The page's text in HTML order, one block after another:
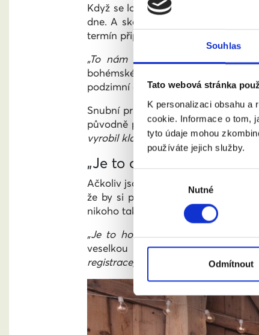
Souhlas
Tato webová stránka
K personalizaci obsahu
cookie. Informace o tom,
tyto údaje mohou
používáte jejich služby.
souhlasu
Nutné
Odmítnout
Když se loni v září rozhodly svůj
dne. A skoro se jim to i povedlo.
termín připadal zrovna na poslední
„To nám vyhovovalo, protože
bohémskému stylu, který si pro
podzimní odstíny.
Snubní prstýnky si nechaly vyrobit
původně představovaly:„Několik
vyrobil klasický zlatník, pan
„Je to o lidech“
Ačkoliv jsou Mariánské Lázně
že by si příslušného úředníka
nikoho takového ve městě nesehnali.
„Je to hodně o lidech,“řekla prý
veselkou na pražské matrice.
registrace, a byla by radši, kdyby